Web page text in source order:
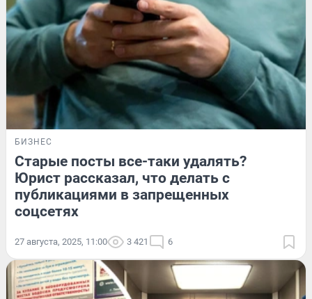
БИЗНЕС
Старые посты все-таки удалять?
Юрист рассказал, что делать с
публикациями в запрещенных
соцсетях
27 августа, 2025, 11:00 3 421 6